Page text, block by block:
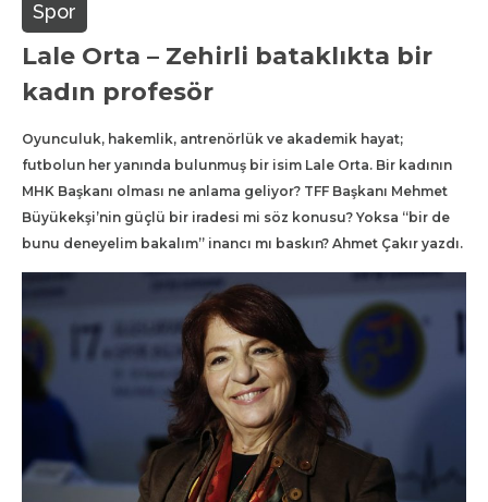
Spor
Lale Orta – Zehirli bataklıkta bir
kadın profesör
Oyunculuk, hakemlik, antrenörlük ve akademik hayat;
futbolun her yanında bulunmuş bir isim Lale Orta. Bir kadının
MHK Başkanı olması ne anlama geliyor? TFF Başkanı Mehmet
Büyükekşi’nin güçlü bir iradesi mi söz konusu? Yoksa “bir de
bunu deneyelim bakalım” inancı mı baskın? Ahmet Çakır yazdı.